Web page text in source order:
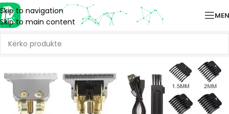
Skip to navigation
Skip to main content